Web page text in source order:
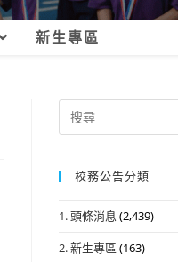
新生專區
Search
for:
校務公告分類
1. 頭條消息 (2,439)
2. 新生專區 (163)